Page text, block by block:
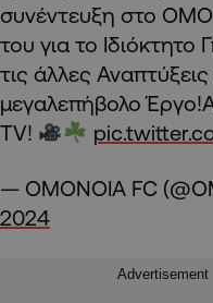
συνέντευξη στο
του για το
τις άλλες
μεγαλεπήβολο
TV!
— OMONOIA FC
2024
Advertisement